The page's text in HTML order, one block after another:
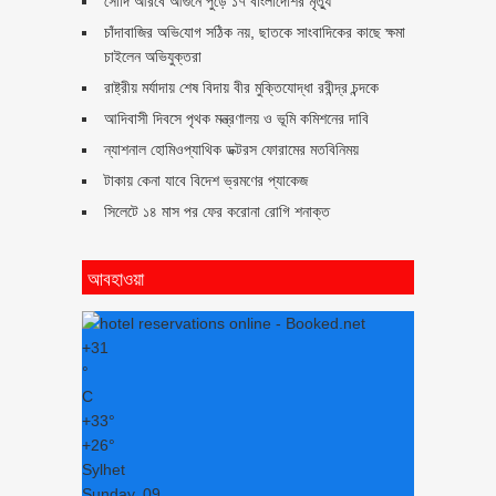
চাঁদাবা‌জির অ‌ভি‌যোগ স‌ঠিক নয়, ছাতকে সাংবাদিকের কাছে ক্ষমা
চাইলেন অভিযুক্তরা
রাষ্ট্রীয় মর্যাদায় শেষ বিদায় বীর মুক্তিযোদ্ধা রবীন্দ্র চন্দকে
আদিবাসী দিবসে পৃথক মন্ত্রণালয় ও ভূমি কমিশনের দাবি
ন্যাশনাল হোমিওপ্যাথিক ডক্টরস ফোরামের মতবিনিময়
টাকায় কেনা যাবে বিদেশ ভ্রমণের প্যাকেজ
সিলেটে ১৪ মাস পর ফের করোনা রোগি শনাক্ত
আবহাওয়া
+31
°
C
+33°
+26°
Sylhet